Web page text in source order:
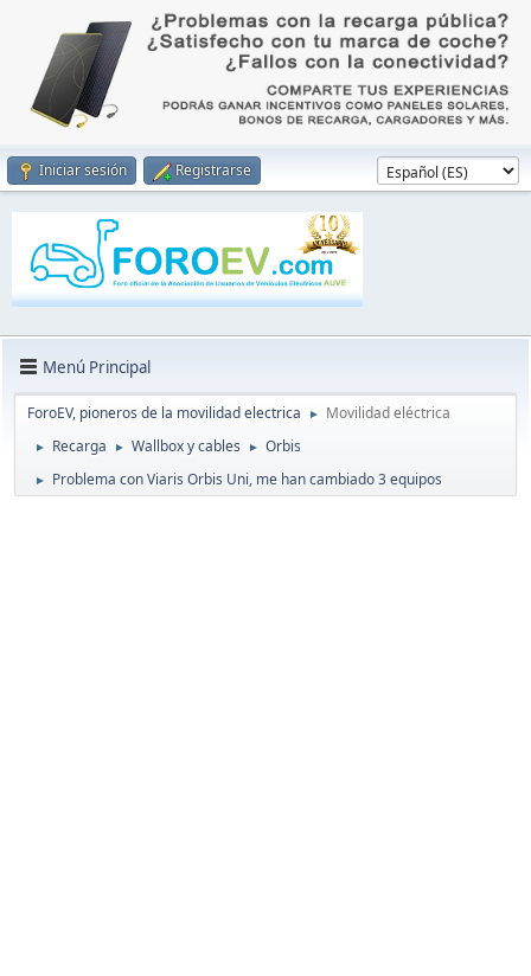
Iniciar sesión Registrarse
Menú Principal
ForoEV, pioneros de la movilidad electrica ► Movilidad eléctrica
► Recarga ► Wallbox y cables ► Orbis
► Problema con Viaris Orbis Uni, me han cambiado 3 equipos